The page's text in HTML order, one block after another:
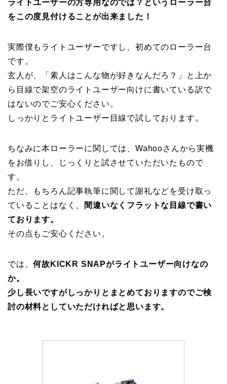
ライトユーザーの方専用なのでは？というローラー台
をこの度見付けることが出来ました！
実際僕もライトユーザーですし、初めてのローラー台
です。
玄人が、「素人はこんな物が好きなんだろ？」と上か
ら目線で架空のライトユーザー向けに書いている訳で
はないのでご安心ください。
しっかりとライトユーザー目線で試しております。
ちなみに本ローラーに関しては、Wahooさんから実機
をお借りし、じっくりと試させていただいたもので
す。
ただ、もちろん記事執筆に関して謝礼などを受け取っ
ていることはなく、
間違いなくフラットな目線で書い
ております。
その点もご安心ください。
では、何故KICKR SNAPがライトユーザー向けなの
か。
少し長いですがしっかりとまとめておりますのでご検
討の材料としていただければと思います。